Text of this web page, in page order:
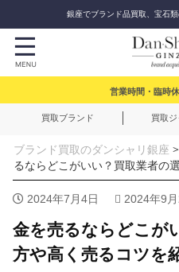
銀座でブランド品買取、宝石
営業時間・臨時
買取ブランド 買取
ブランド買取のダンシャリ銀座 >
るならどこがいい？買取業者の
2024年7月4日 2024年9月
金を売るならどこが
方や高く売るコツを